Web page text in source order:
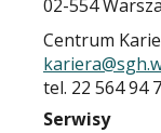
02-554
Centrum
tel. 22 564 94
Serwisy